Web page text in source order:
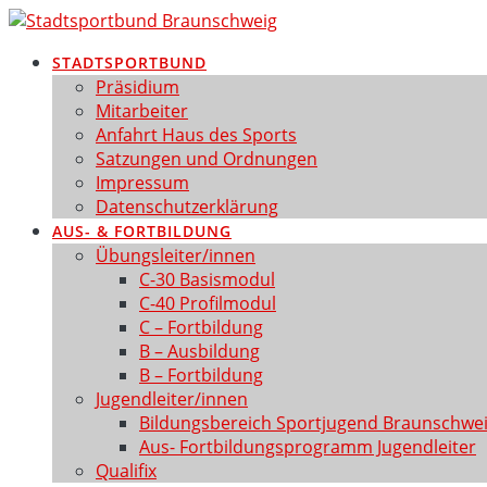
Zum
springenSTADTSPORTBUND
Präsidium
Mitarbeiter
Anfahrt Haus des Sports
Satzungen und Ordnungen
Impressum
Datenschutzerklärung
AUS- & FORTBILDUNG
Übungsleiter/innen
C-30 Basismodul
C-40 Profilmodul
C – Fortbildung
B – Ausbildung
B – Fortbildung
Jugendleiter/innen
Bildungsbereich Sportjugend
Aus- Fortbildungsprogramm Jugendleiter
Qualifix